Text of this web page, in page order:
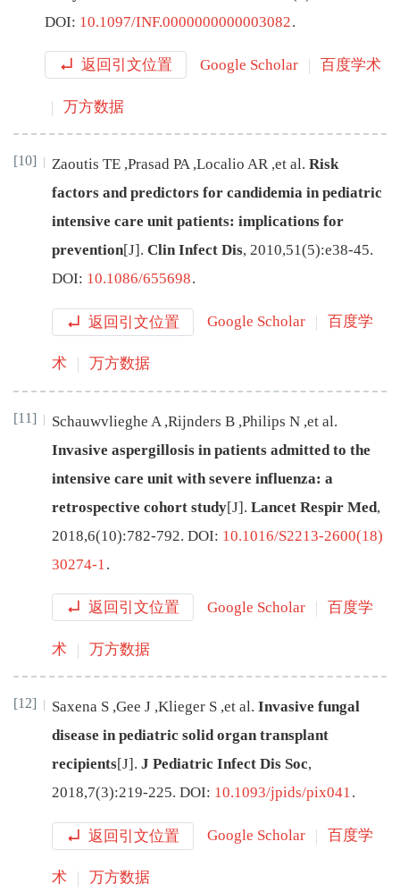
DOI: 10.1097/INF.0000000000003082.
返回引文位置 Google Scholar 百度学术
万方数据
[10] Zaoutis TE ,Prasad PA ,Localio AR ,et al. Risk
factors and predictors for candidemia in pediatric
intensive care unit patients: implications for
prevention[J] . Clin Infect Dis, 2010,51(5):e38-45.
DOI: 10.1086/655698.
返回引文位置 Google Scholar 百度学
术 万方数据
[11] Schauwvlieghe A ,Rijnders B ,Philips N ,et al.
Invasive aspergillosis in patients admitted to the
intensive care unit with severe influenza: a
retrospective cohort study[J]. Lancet Respir Med,
2018,6(10):782-792. DOI: 10.1016/S2213-2600(18)
30274-1.
返回引文位置 Google Scholar 百度学
术 万方数据
[12] Saxena S ,Gee J ,Klieger S ,et al. Invasive fungal
disease in pediatric solid organ transplant
recipients[J] . J Pediatric Infect Dis Soc,
2018,7(3):219-225. DOI: 10.1093/jpids/pix041.
返回引文位置 Google Scholar 百度学
术 万方数据